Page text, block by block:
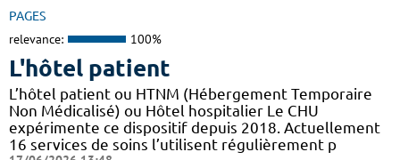
PAGES
relevance: 100%
L'hôtel patient
L’hôtel patient ​​ou HTNM (Hébergement Temporaire
Non Médicalisé)​​​​​​ ou Hôtel hospitalier Le CHU
expérimente ce dispositif depuis 2018. Actuellement
16 services de soins l’utilisent régulièrement p